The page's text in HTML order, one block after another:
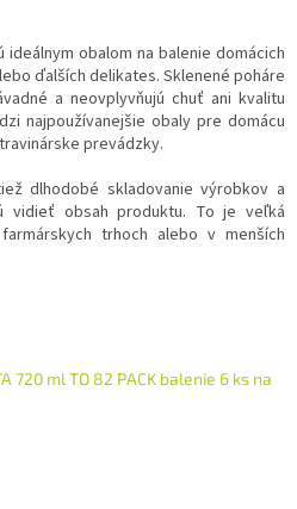
obalom na balenie domácich
ďalších delikates. Sklenené poháre
a neovplyvňujú chuť ani kvalitu
najpoužívanejšie obaly pre domácu
prevádzky.
dlhodobé skladovanie výrobkov a
vidieť obsah produktu. To je veľká
trhoch alebo v menších
720 ml TO 82 PACK balenie 6 ks na